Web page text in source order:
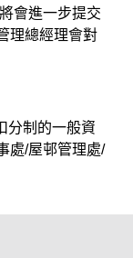
會進一步提交
理總經理會對
分制的一般資
處/屋邨管理處/